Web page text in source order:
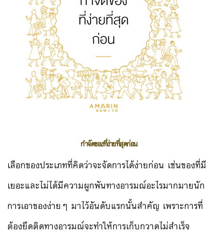
กำจัดของที่ง่ายที่สุดก่อน
เลือกของประเภทที่คิดว่าจะจัดการได้ง่ายก่อน เช่นของที่มี
เยอะและไม่ได้มีความผูกพันทางอารมณ์อะไรมากมายนัก
การเอาของง่ายๆ มาไว้อันดับแรกนั้นสำคัญ เพราะการที่
ต้องยึดติดทางอารมณ์จะทำให้การเก็บกวาดไม่สำเร็จ